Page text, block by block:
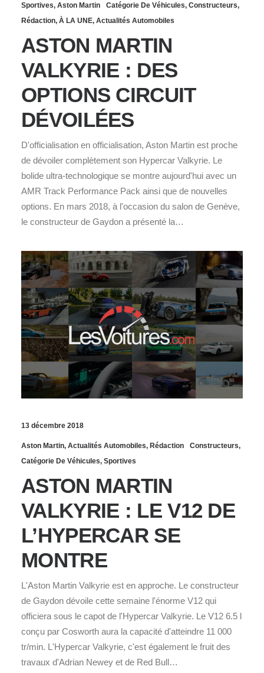
Sportives, Aston Martin Catégorie De Véhicules, Constructeurs,
Rédaction, À LA UNE, Actualités Automobiles
ASTON MARTIN
VALKYRIE : DES
OPTIONS CIRCUIT
DÉVOILÉES
D'officialisation en officialisation, Aston Martin est proche
de dévoiler complètement son Hypercar Valkyrie. Le
bolide ultra-technologique se montre aujourd'hui avec un
AMR Track Performance Pack ainsi que de nouvelles
options. En mars 2018, à l'occasion du salon de Genève,
le constructeur de Gaydon a présenté la…
13 décembre 2018
Aston Martin, Actualités Automobiles, Rédaction Constructeurs,
Catégorie De Véhicules, Sportives
ASTON MARTIN
VALKYRIE : LE V12 DE
L’HYPERCAR SE
MONTRE
L'Aston Martin Valkyrie est en approche. Le constructeur
de Gaydon dévoile cette semaine l'énorme V12 qui
officiera sous le capot de l'Hypercar Valkyrie. Le V12 6.5 l
conçu par Cosworth aura la capacité d'atteindre 11 000
tr/min. L'Hypercar Valkyrie, c'est également le fruit des
travaux d'Adrian Newey et de Red Bull…